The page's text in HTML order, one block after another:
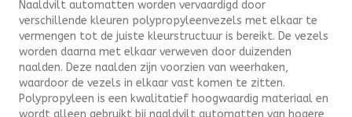
Naaldvilt automatten worden vervaardigd door
verschillende kleuren polypropyleenvezels met elkaar te
vermengen tot de juiste kleurstructuur is bereikt. De vezels
worden daarna met elkaar verweven door duizenden
naalden. Deze naalden zijn voorzien van weerhaken,
waardoor de vezels in elkaar vast komen te zitten.
Polypropyleen is een kwalitatief hoogwaardig materiaal en